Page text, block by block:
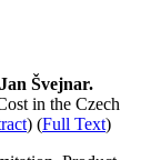
Švejnar.
in the Czech
) (Full Text)